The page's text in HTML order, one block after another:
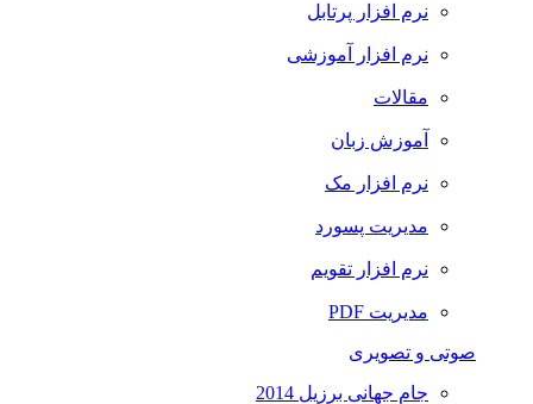
نرم افزار پرتابل
نرم افزار آموزشی
مقالات
آموزش زبان
نرم افزار مک
مدیریت پسورد
نرم افزار تقویم
مدیریت PDF
صوتی و تصویری
جام جهانی برزیل 2014